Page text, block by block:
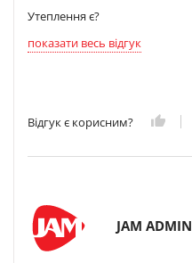
Утеплення є?
показати весь відгук
Відгук є корисним?
JAM ADMIN